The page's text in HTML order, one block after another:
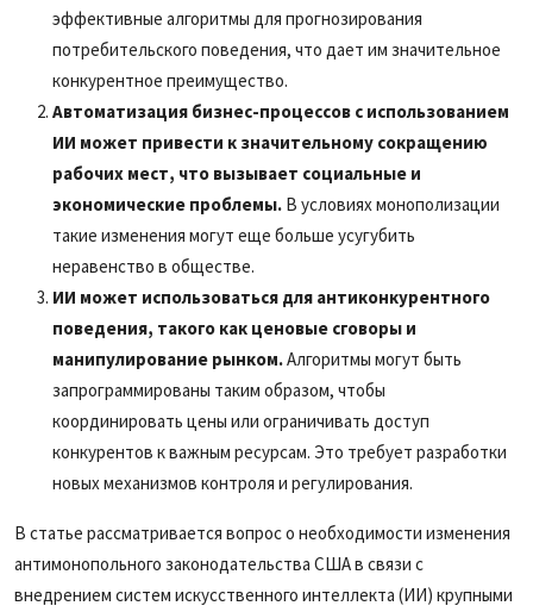
эффективные алгоритмы для прогнозирования
потребительского поведения, что дает им значительное
конкурентное преимущество.
Автоматизация бизнес-процессов с использованием
ИИ может привести к значительному сокращению
рабочих мест, что вызывает социальные и
экономические проблемы. В условиях монополизации
такие изменения могут еще больше усугубить
неравенство в обществе.
ИИ может использоваться для антиконкурентного
поведения, такого как ценовые сговоры и
манипулирование рынком.Алгоритмы могут быть
запрограммированы таким образом, чтобы
координировать цены или ограничивать доступ
конкурентов к важным ресурсам. Это требует разработки
новых механизмов контроля и регулирования.
В статье рассматривается вопрос о необходимости изменения
антимонопольного законодательства США в связи с
внедрением систем искусственного интеллекта (ИИ) крупными